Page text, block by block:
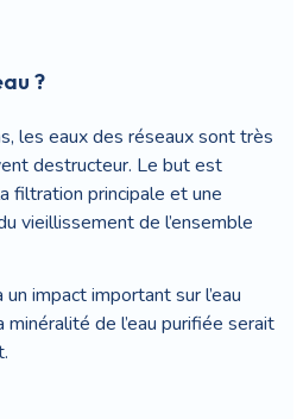
?
les eaux des réseaux sont très
destructeur. Le but est
filtration principale et une
vieillissement de l’ensemble
impact important sur l’eau
de l’eau purifiée serait